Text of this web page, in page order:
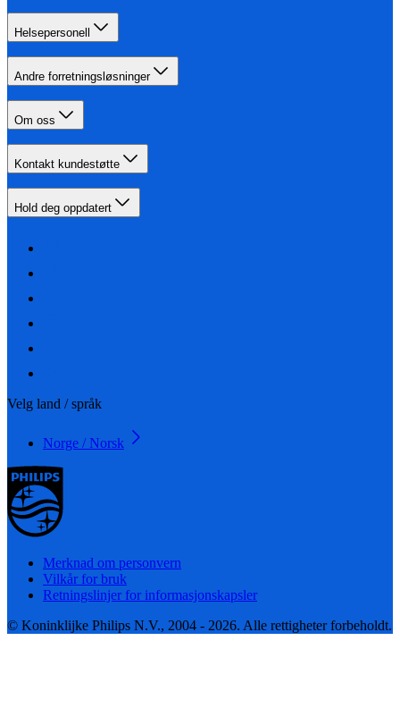
Helsepersonell
Andre forretningsløsninger
Om oss
Kontakt kundestøtte
Hold deg oppdatert
Velg land / språk
Norge / Norsk
Merknad om personvern
Vilkår for bruk
Retningslinjer for informasjonskapsler
© Koninklijke Philips N.V., 2004 - 2026. Alle rettigheter forbeholdt.